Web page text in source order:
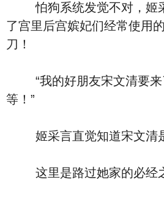
怕狗系统发觉不对，姬
了宫里后宫嫔妃们经常使用
刀！
“我的好朋友宋文清要来
等！”
姬采言直觉知道宋文清是
这里是路过她家的必经之